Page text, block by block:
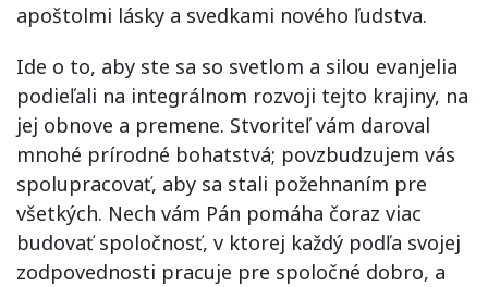
apoštolmi lásky a svedkami nového ľudstva.
Ide o to, aby ste sa so svetlom a silou evanjelia
podieľali na integrálnom rozvoji tejto krajiny, na
jej obnove a premene. Stvoriteľ vám daroval
mnohé prírodné bohatstvá; povzbudzujem vás
spolupracovať, aby sa stali požehnaním pre
všetkých. Nech vám Pán pomáha čoraz viac
budovať spoločnosť, v ktorej každý podľa svojej
zodpovednosti pracuje pre spoločné dobro, a